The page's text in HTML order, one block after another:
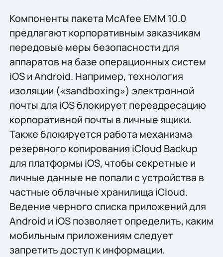
Компоненты пакета McAfee EMM 10.0
предлагают корпоративным заказчикам
передовые меры безопасности для
аппаратов на базе операционных систем
iOS и Android. Например, технология
изоляции («sandboxing») электронной
почты для iOS блокирует переадресацию
корпоративной почты в личные ящики.
Также блокируется работа механизма
резервного копирования iCloud Backup
для платформы iOS, чтобы секретные и
личные данные не попали с устройства в
частные облачные хранилища iCloud.
Ведение черного списка приложений для
Android и iOS позволяет определить, каким
мобильным приложениям следует
запретить доступ к информации.